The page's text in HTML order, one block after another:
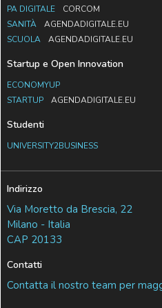
PA DIGITALE
CORCOM
SANITÀ
AGENDADIGITALE.EU
SCUOLA
AGENDADIGITALE.EU
Startup e Open Innovation
ECONOMYUP
STARTUP
AGENDADIGITALE.EU
Studenti
UNIVERSITY2BUSINESS
Indirizzo
Via Moretto da Brescia, 22
Milano - Italia
CAP 20133
Contatti
Contatta il nostro team per